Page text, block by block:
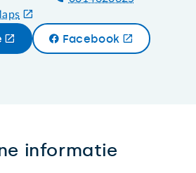
Facebook
informatie